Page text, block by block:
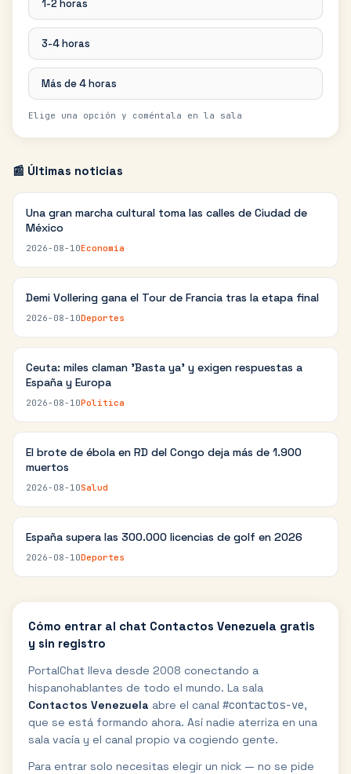
1-2 horas
3-4 horas
Más de 4 horas
Elige una opción y coméntala en la sala
📰 Últimas noticias
Una gran marcha cultural toma las calles de Ciudad de
México
2026-08-10Economía
Demi Vollering gana el Tour de Francia tras la etapa final
2026-08-10Deportes
Ceuta: miles claman 'Basta ya' y exigen respuestas a
España y Europa
2026-08-10Política
El brote de ébola en RD del Congo deja más de 1.900
muertos
2026-08-10Salud
España supera las 300.000 licencias de golf en 2026
2026-08-10Deportes
Cómo entrar al chat Contactos Venezuela gratis
y sin registro
PortalChat lleva desde 2008 conectando a
hispanohablantes de todo el mundo. La sala
Contactos Venezuela abre el canal #contactos-ve,
que se está formando ahora. Así nadie aterriza en una
sala vacía y el canal propio va cogiendo gente.
Para entrar solo necesitas elegir un nick — no se pide